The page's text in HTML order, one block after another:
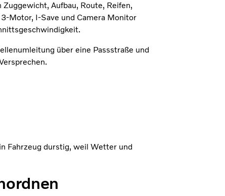
Aufbau, Route, Reifen,
Motor, I-Save und Camera Monitor
über eine Passstraße und
Fahrzeug durstig, weil Wetter und